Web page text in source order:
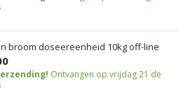
broom doseereenheid 10kg off-line
Ontvangen op vrijdag 21 de